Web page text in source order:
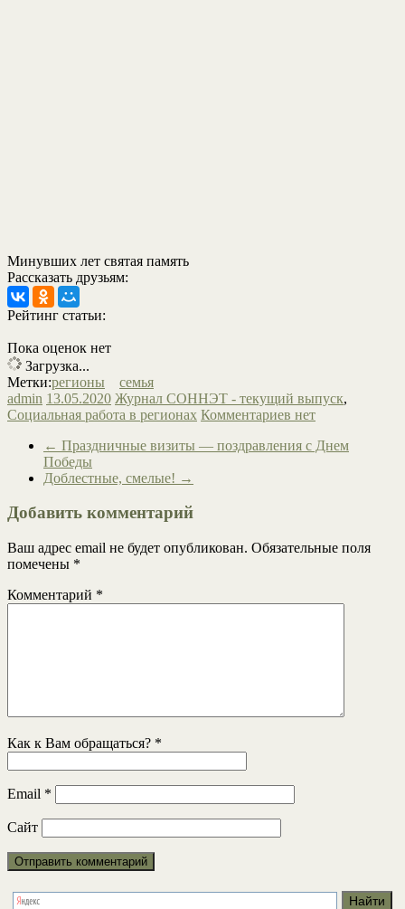
Минувших лет святая память
Рассказать друзьям:
Рейтинг статьи:
Пока оценок нет
Загрузка...
Метки:регионы
семья
admin 13.05.2020 Журнал СОННЭТ - текущий выпуск,
Социальная работа в регионах Комментариев нет
← Праздничные визиты — поздравления с Днем
Победы
Доблестные, смелые! →
Добавить комментарий
Ваш адрес email не будет опубликован. Обязательные поля
помечены *
Комментарий *
Как к Вам обращаться? *
Email *
Сайт